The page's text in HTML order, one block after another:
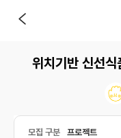
위치기반 신선
모집 구분 프로젝트